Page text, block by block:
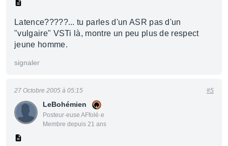
Latence?????... tu parles d'un ASR pas d'un
"vulgaire" VSTi là, montre un peu plus de respect
jeune homme.
signaler
LeBohémien
Posteur·euse AFfolé·e
Membre depuis 21 ans
27 Octobre 2005 à 05:15 #5